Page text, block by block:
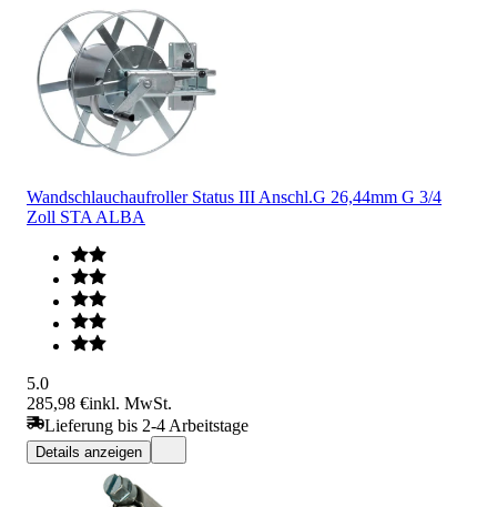
Wandschlauchaufroller Status III Anschl.G 26,44mm G 3/4
Zoll STA ALBA
5.0
285,98 €inkl. MwSt.
Lieferung bis 2-4 Arbeitstage
Details anzeigen